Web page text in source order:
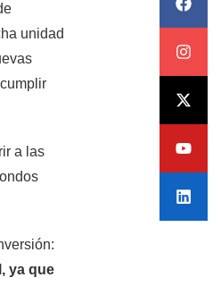
unidad
a las
ya que